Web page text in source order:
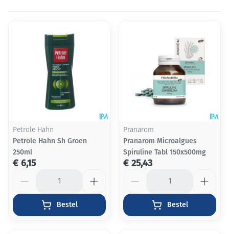
Petrole Hahn
Petrole Hahn Sh Groen
250ml
€ 6,15
Bestel
Pranarom
Pranarom Microalgues
Spiruline Tabl 150x500mg
€ 25,43
Bestel